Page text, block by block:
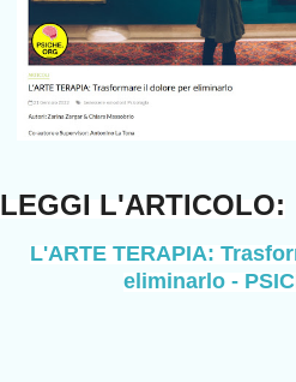
LEGGI L'ARTICOLO:
L'ARTE TERAPIA:
eliminarlo -